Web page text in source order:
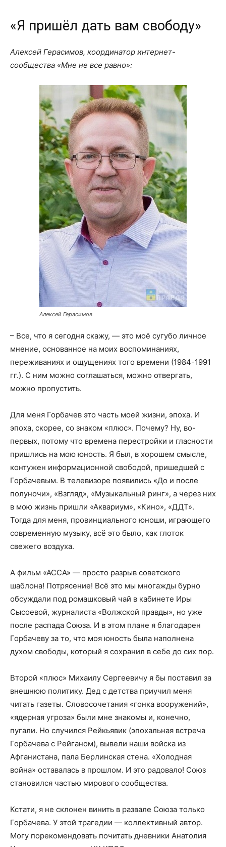
«Я пришёл дать вам свободу»
Алексей Герасимов, координатор интернет-
сообщества «Мне не все равно»:
Алексей Герасимов
– Все, что я сегодня скажу, — это моё сугубо личное
мнение, основанное на моих воспоминаниях,
переживаниях и ощущениях того времени (1984-1991
гг.). С ним можно соглашаться, можно отвергать,
можно пропустить.
Для меня Горбачев это часть моей жизни, эпоха. И
эпоха, скорее, со знаком «плюс». Почему? Ну, во-
первых, потому что времена перестройки и гласности
пришлись на мою юность. Я был, в хорошем смысле,
контужен информационной свободой, пришедшей с
Горбачевым. В телевизоре появились «До и после
полуночи», «Взгляд», «Музыкальный ринг», а через них
в мою жизнь пришли «Аквариум», «Кино», «ДДТ».
Тогда для меня, провинциального юноши, играющего
современную музыку, всё это было, как глоток
свежего воздуха.
А фильм «АССА» — просто разрыв советского
шаблона! Потрясение! Всё это мы многажды бурно
обсуждали под ромашковый чай в кабинете Иры
Сысоевой, журналиста «Волжской правды», но уже
после распада Союза. И в этом плане я благодарен
Горбачеву за то, что моя юность была наполнена
духом свободы, который я сохранил в себе до сих пор.
Второй «плюс» Михаилу Сергеевичу я бы поставил за
внешнюю политику. Дед с детства приучил меня
читать газеты. Словосочетания «гонка вооружений»,
«ядерная угроза» были мне знакомы и, конечно,
пугали. Но случился Рейкьявик (эпохальная встреча
Горбачева с Рейганом), вывели наши войска из
Афганистана, пала Берлинская стена. «Холодная
война» оставалась в прошлом. И это радовало! Союз
становился частью мирового сообщества.
Кстати, я не склонен винить в развале Союза только
Горбачева. У этой трагедии — коллективный автор.
Могу порекомендовать почитать дневники Анатолия